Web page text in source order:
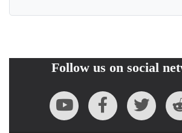
Follow us on social